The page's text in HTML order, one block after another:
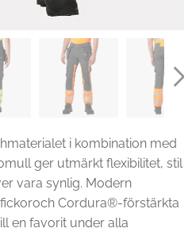
i kombination med
ger utmärkt flexibilitet, stil
vara synlig. Modern
Cordura®-förstärkta
en favorit under alla